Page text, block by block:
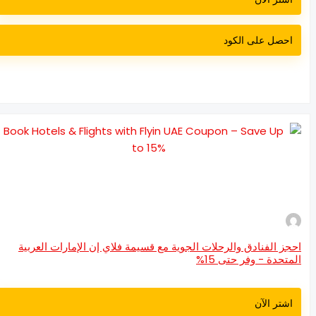
احصل على الكود
الفنادق والرحلات الجوية مع قسيمة فلاي إن الإمارات العربية
- وفر حتى 15%
اشتر الآن